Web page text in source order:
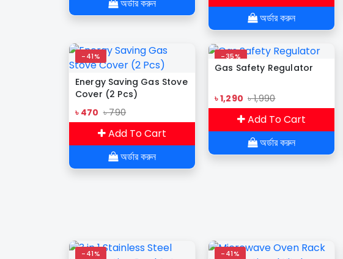
অর্ডার করুন
অর্ডার করুন
-41%
Energy Saving Gas Stove
Cover (2 Pcs)
৳ 470 ৳ 790
Add To Cart
অর্ডার করুন
-35%
Gas Safety Regulator
৳ 1,290 ৳ 1,990
Add To Cart
অর্ডার করুন
-41% -41%